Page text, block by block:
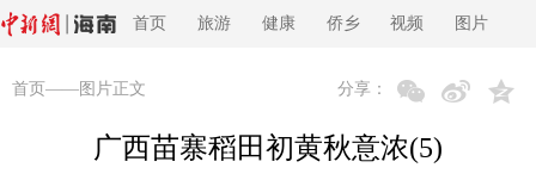
首页 旅游 健康 侨乡 视频 图片
首页 ——图片正文 分享：
广西苗寨稻田初黄秋意浓(5)